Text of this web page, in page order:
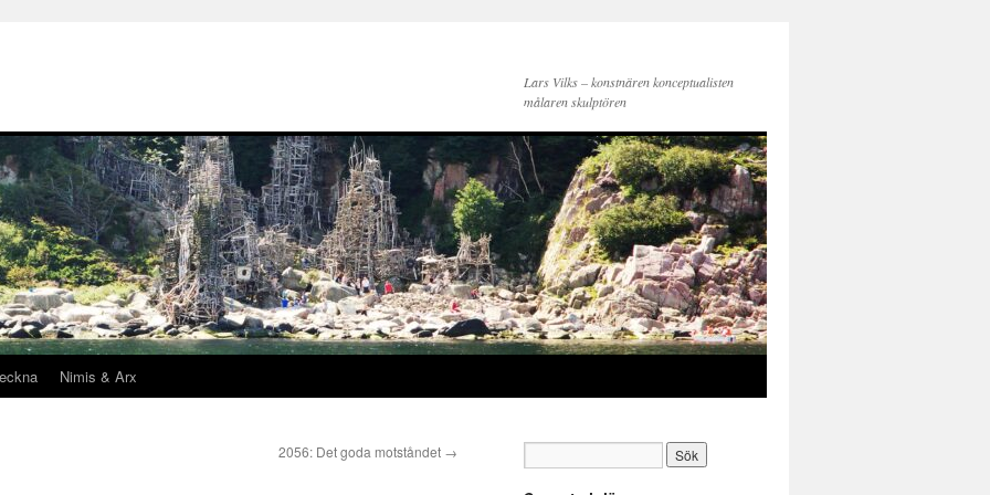
Lars Vilks – konstnären konceptualisten
målaren skulptören
Nimis & Arx
2056: Det goda motståndet →